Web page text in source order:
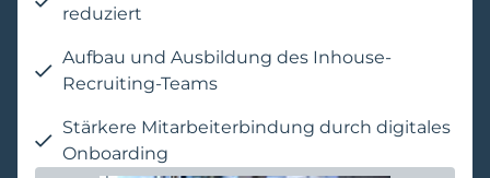
reduziert
Aufbau und Ausbildung des Inhouse-
Recruiting-Teams
Stärkere Mitarbeiterbindung durch digitales
Onboarding